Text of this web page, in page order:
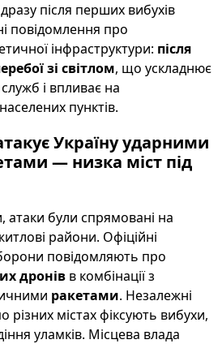
після перших вибухів
повідомлення про
інфраструктури: після
зі світлом, що ускладнює
і впливає на
пунктів.
Україну ударними
— низка міст під
були спрямовані на
райони. Офіційні
повідомляють про
дронів в комбінації з
ракетами. Незалежні
різних містах фіксують вибухи,
уламків. Місцева влада